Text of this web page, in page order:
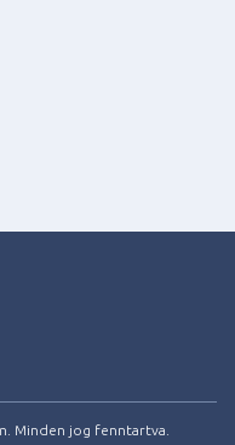
Minden jog fenntartva.